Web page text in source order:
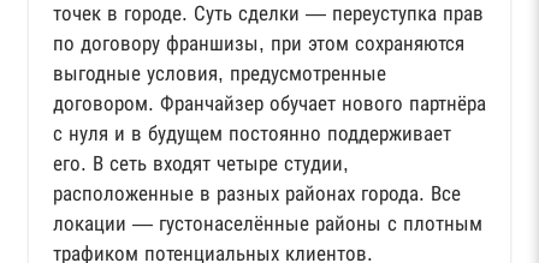
точек в городе. Суть сделки — переуступка прав
по договору франшизы, при этом сохраняются
выгодные условия, предусмотренные
договором. Франчайзер обучает нового партнёра
с нуля и в будущем постоянно поддерживает
его. В сеть входят четыре студии,
расположенные в разных районах города. Все
локации — густонаселённые районы с плотным
трафиком потенциальных клиентов.